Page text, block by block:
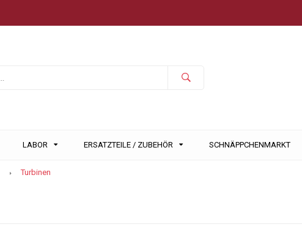
LABOR ERSATZTEILE / ZUBEHÖR SCHNÄPPCHENMARKT
Turbinen